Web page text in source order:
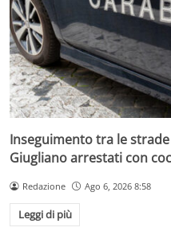
Inseguimento tra le
Giugliano arrestati con
Redazione Ago 6, 2026 8:58
Leggi di più